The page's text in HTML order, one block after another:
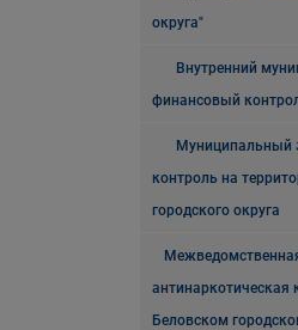
округа"
Внутренний
финансовый
Муниципальный
контроль на
городского округа
антинаркотическая
Беловском